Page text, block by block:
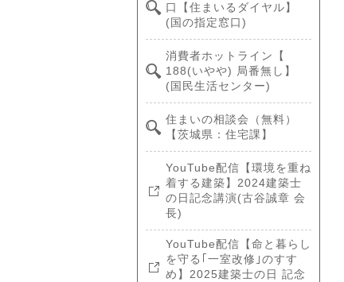
口【住まいるダイヤル】
(国の指定窓口)
消費者ホットライン【
188(いやや) 局番無し】
(国民生活センター)
住まいの相談会（無料）
【茨城県：住宅課】
YouTube配信【環境を重ね
着する建築】2024建築士
の日記念講演(古谷誠章 会
長)
YouTube配信【命と暮らし
を守る｢一室改修｣のすす
め】2025建築士の日 記念